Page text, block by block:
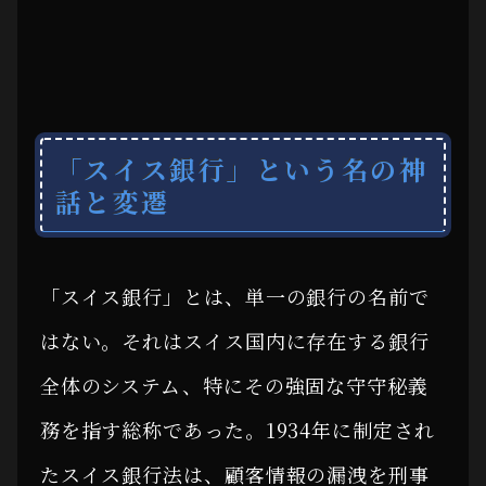
「スイス銀行」という名の神
話と変遷
「スイス銀行」とは、単一の銀行の名前で
はない。それはスイス国内に存在する銀行
全体のシステム、特にその強固な守守秘義
務を指す総称であった。1934年に制定され
たスイス銀行法は、顧客情報の漏洩を刑事